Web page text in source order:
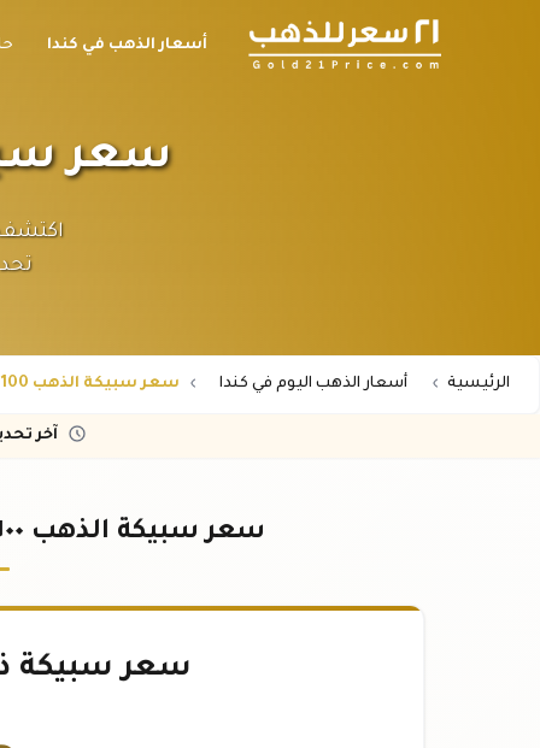
أسعار الذهب في كندا
سعر سبيكة
الرئيسية أسعار الذهب اليوم في كندا سعر سبيكة الذهب 100 جرام عيار 24 في كندا
آخر
سعر سبيكة الذهب ١٠٠ جرام عيار ٢٤ في كندا - اليوم
سعر سبيكة ذهب